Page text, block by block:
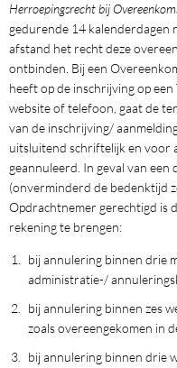
Herroepingsrecht bij
gedurende 14 kalenderdagen
afstand het recht deze
ontbinden. Bij een
heeft op de inschrijving op
website of telefoon, gaat de
van de inschrijving/
uitsluitend schriftelijk en voor
geannuleerd. In geval van
(onverminderd de bedenktijd
Opdrachtnemer gerechtigd is
rekening te brengen:
bij annulering binnen drie
administratie-/
bij annulering binnen zes
zoals overeengekomen in
bij annulering binnen drie